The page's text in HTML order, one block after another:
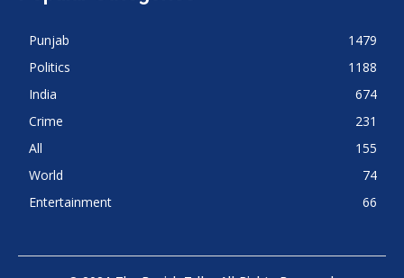
Punjab
1479
Politics
1188
India
674
Crime
231
All
155
World
74
Entertainment
66